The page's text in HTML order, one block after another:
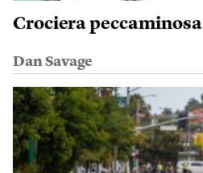
Crociera peccaminosa
Dan Savage